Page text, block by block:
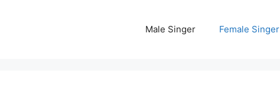
Male Singer Female Singer